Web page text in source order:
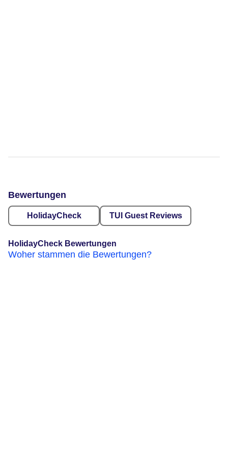
Bewertungen
HolidayCheck TUI Guest Reviews
HolidayCheck Bewertungen
Woher stammen die Bewertungen?